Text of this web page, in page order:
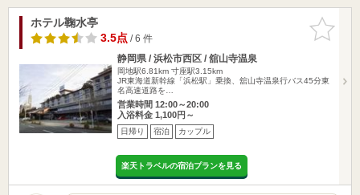
お気に入
りに追加
ホテル鞠水亭
3.5点/ 6 件
静岡県 / 浜松市西区 / 舘山寺温泉
岡地駅6.81km 寸座駅3.15km
JR東海道新幹線「浜松駅」乗換、舘山寺温泉行バス45分東
名高速道路を…
営業時間 12:00～20:00
入浴料金 1,100円～
日帰り 宿泊 カップル
楽天トラベルの宿泊プランを見る